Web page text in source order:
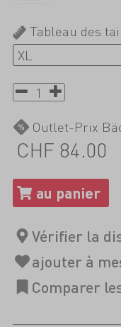
Tableau des
Outlet-Prix
CHF 84.00